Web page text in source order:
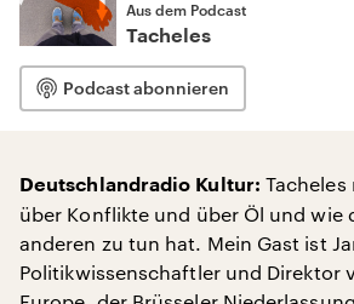
Aus dem Podcast
Tacheles
Podcast abonnieren
Deutschlandradio Kultur:
über Konflikte und über Öl und wie
anderen zu tun hat. Mein Gast ist
Politikwissenschaftler und Direktor